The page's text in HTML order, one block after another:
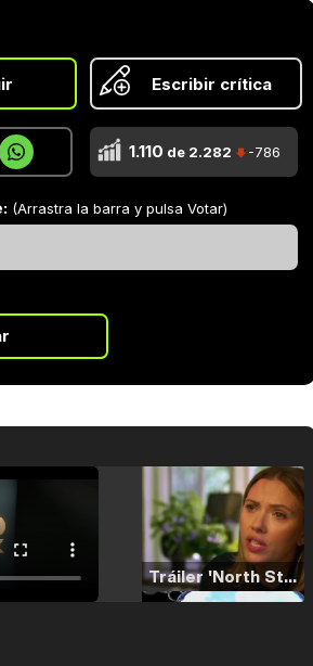
Escribir crítica
1.110 de 2.282 -786
(Arrastra la barra y pulsa Votar)
Tráiler 'North Star' (2023)